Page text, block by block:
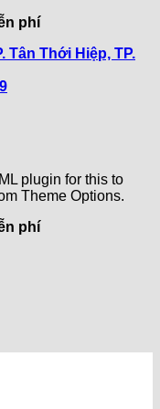
phí
Tân Thới Hiệp, TP.
plugin for this to
Theme Options.
phí